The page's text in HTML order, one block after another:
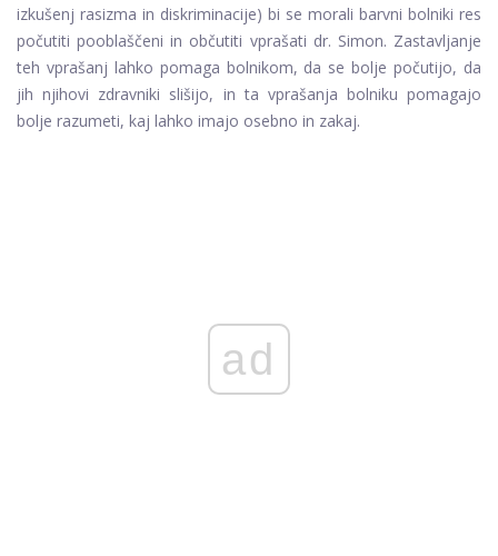
izkušenj rasizma in diskriminacije) bi se morali barvni bolniki res
počutiti pooblaščeni in občutiti vprašati dr. Simon. Zastavljanje
teh vprašanj lahko pomaga bolnikom, da se bolje počutijo, da
jih njihovi zdravniki slišijo, in ta vprašanja bolniku pomagajo
bolje razumeti, kaj lahko imajo osebno in zakaj.
ad